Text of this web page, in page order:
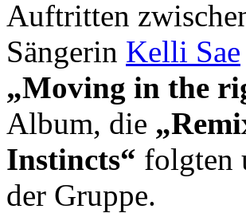
Auftritten
Sängerin Kelli Sae
„Moving in the
Album, die
Instincts“ folgten
der Gruppe.